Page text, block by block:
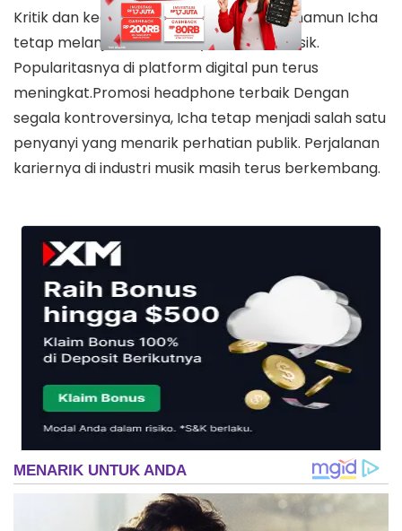
Kritik dan kecaman terus berdatangan, namun Icha
tetap melanjutkan kariernya di dunia musik.
Popularitasnya di platform digital pun terus
meningkat.Promosi headphone terbaik Dengan
segala kontroversinya, Icha tetap menjadi salah satu
penyanyi yang menarik perhatian publik. Perjalanan
kariernya di industri musik masih terus berkembang.